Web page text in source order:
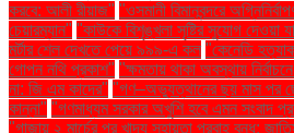
করবে: আলী রীয়াজ" "ওসমানী বিমানবন্দরে
চেয়ারম্যান" "কাউকে বিশৃঙ্খলা সৃষ্টির সুযোগ দেওয়া
মর্টার শেল দেখতে পেয়ে ৯৯৯-এ কল "কেনেডি
গোপন নথি প্রকাশ" "ক্ষমতায় থাকা অবস্থায়
না: জি এম কাদের" "গণ–অভ্যুত্থানের ছয় মাস পর
কান্না" "গণমাধ্যম সরকার অখুশি হবে এমন সংবাদ
"গাজায় ২ মার্চের পর খাদ্য সহায়তা প্রবাহ বন্ধ: